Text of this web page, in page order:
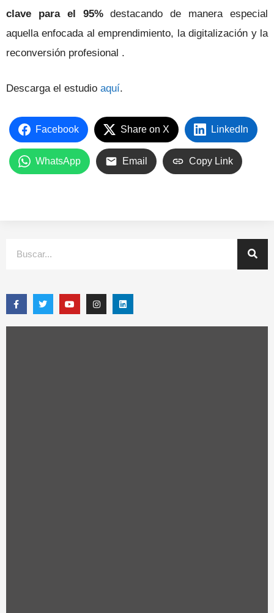
clave para el 95%destacando de manera especial
aquella enfocada al emprendimiento, la digitalización y la
reconversión profesional .
Descarga el estudio aquí.
Facebook Share on X LinkedIn
WhatsApp Email Copy Link